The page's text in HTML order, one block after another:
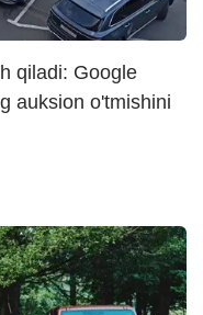
qiladi: Google
auksion o'tmishini